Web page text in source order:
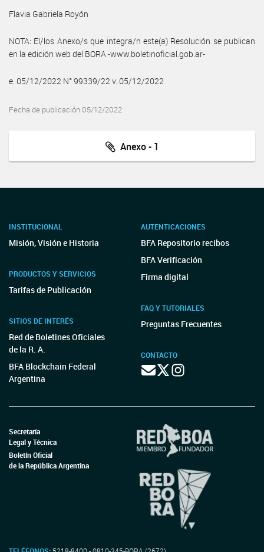
Flavia Gabriela Royón
NOTA: El/los Anexo/s que integra/n este(a) Resolución se publican
en la edición web del BORA -www.boletinoficial.gob.ar-
e. 05/12/2022 N° 99339/22 v. 05/12/2022
Fecha de publicación 05/12/2022
Anexo - 1
INSTITUCIONAL
Misión, Visión e Historia
PRODUCTOS Y SERVICIOS
Tarifas de Publicación
SITIOS DE INTERÉS
Red de Boletines Oficiales
de la R. A.
BFA Blockchain Federal
Argentina
AUTENTICACIONES
BFA Repositorio recibos
BFA Verificación
Firma digital
FAQ Y TUTORIALES
Preguntas Frecuentes
CONTACTO
Secretaría
Legal y Técnica
Boletín Oficial
de la República Argentina